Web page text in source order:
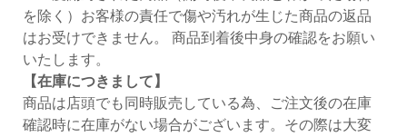
を除く）お客様の責任で傷や汚れが生じた商品の返品
はお受けできません。 商品到着後中身の確認をお願い
いたします。
【在庫につきまして】
商品は店頭でも同時販売している為、ご注文後の在庫
確認時に在庫がない場合がございます。その際は大変